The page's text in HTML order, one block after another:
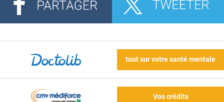
tout sur votre santé mentale
Vos crédits